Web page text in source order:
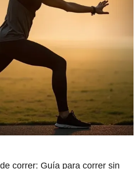
correr: Guía para correr sin